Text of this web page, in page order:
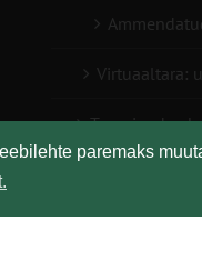
paremaks
Virtuaaltara:
Turuaiandus